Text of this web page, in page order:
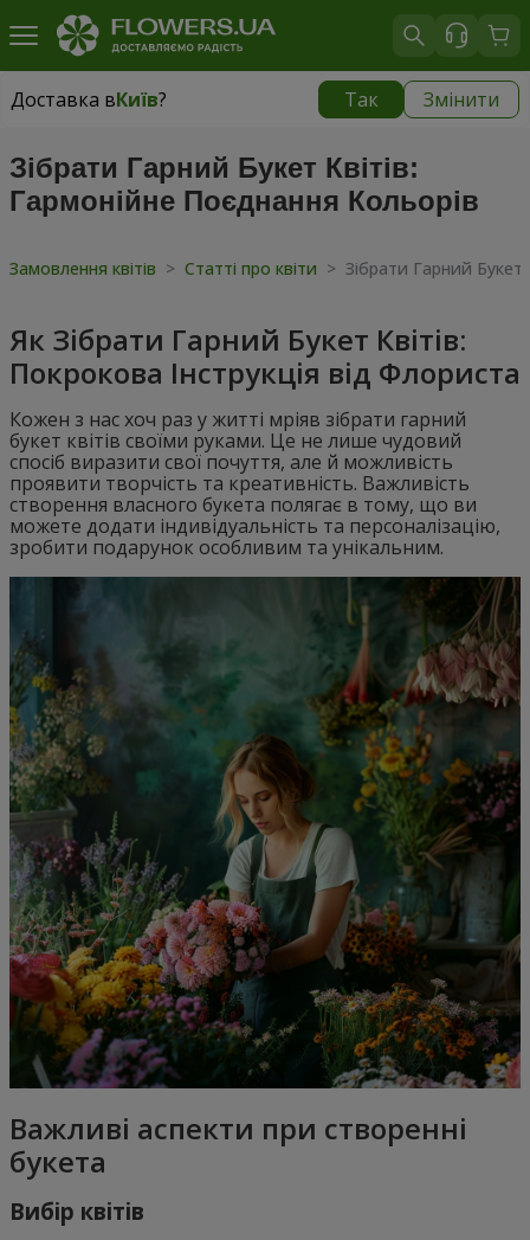
Доставка вКиїв? Так Змінити
Доставка вКиїв
Зібрати Гарний Букет Квітів:
Гармонійне Поєднання Кольорів
Замовлення квітів > Статті про квіти > Зібрати Гарний Букет
Як Зібрати Гарний Букет Квітів:
Покрокова Інструкція від Флориста
Кожен з нас хоч раз у житті мріяв зібрати гарний
букет квітів своїми руками. Це не лише чудовий
спосіб виразити свої почуття, але й можливість
проявити творчість та креативність. Важливість
створення власного букета полягає в тому, що ви
можете додати індивідуальність та персоналізацію,
зробити подарунок особливим та унікальним.
Важливі аспекти при створенні
букета
Вибір квітів